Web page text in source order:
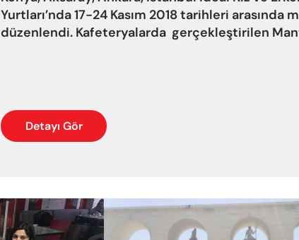
Yurtları’nda 17-24 Kasım 2018 tarihleri arasında
düzenlendi. Kafeteryalarda gerçekleştirilen
Detayı Gör